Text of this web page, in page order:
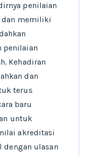
penilaian
memiliki
penilaian
Kehadiran
dan
terus
baru
untuk
akreditasi
dengan ulasan